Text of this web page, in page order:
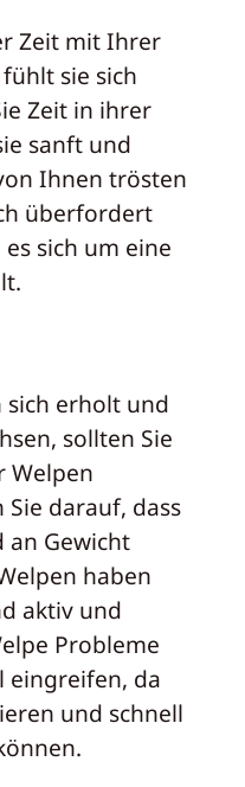
Zeit mit Ihrer
sie sich
Zeit in ihrer
sanft und
Ihnen trösten
überfordert
sich um eine
erholt und
sollten Sie
Welpen
darauf, dass
an Gewicht
haben
aktiv und
Probleme
eingreifen, da
und schnell